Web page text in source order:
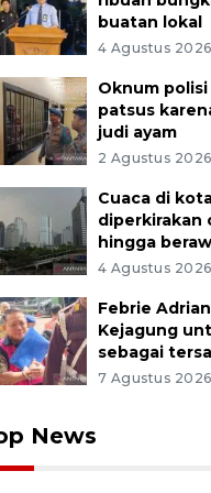
buatan lokal
4 Agustus
Oknum
patsus
judi ayam
2 Agustus 2026
Cuaca di
diperkirakan
hingga
4 Agustus
Febrie
Kejagung
sebagai
7 Agustus 2026
News